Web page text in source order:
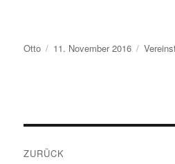
Autor
Otto Veröffentlicht
11. November 2016
ZURÜCK